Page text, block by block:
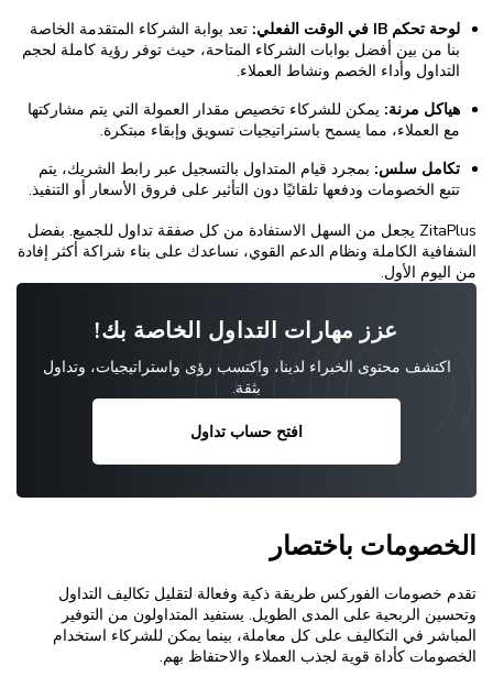
لوحة تحكم IB في الوقت الفعلي:
تعد بوابة الشركاء المتقدمة الخاصة
بنا من بين أفضل بوابات الشركاء المتاحة، حيث توفر رؤية كاملة لحجم
التداول وأداء الخصم ونشاط العملاء.
هياكل مرنة: يمكن للشركاء تخصيص مقدار العمولة التي يتم مشاركتها
مع العملاء، مما يسمح باستراتيجيات تسويق وإبقاء مبتكرة.
تكامل سلس: بمجرد قيام المتداول بالتسجيل عبر رابط الشريك، يتم
تتبع الخصومات ودفعها تلقائيًا دون التأثير على فروق الأسعار أو التنفيذ.
ZitaPlus يجعل من السهل الاستفادة من كل صفقة تداول للجميع. بفضل
الشفافية الكاملة ونظام الدعم القوي، نساعدك على بناء شراكة أكثر إفادة
من اليوم الأول.
عزز مهارات التداول الخاصة بك!
اكتشف محتوى الخبراء لدينا، واكتسب رؤى واستراتيجيات، وتداول
بثقة.
افتح حساب تداول
الخصومات باختصار
تقدم خصومات الفوركس طريقة ذكية وفعالة لتقليل تكاليف التداول
وتحسين الربحية على المدى الطويل. يستفيد المتداولون من التوفير
المباشر في التكاليف على كل معاملة، بينما يمكن للشركاء استخدام
الخصومات كأداة قوية لجذب العملاء والاحتفاظ بهم.